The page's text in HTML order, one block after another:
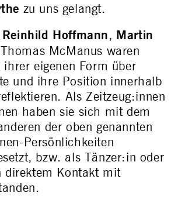
zu uns gelangt.
Reinhild Hoffmann, Martin
McManus waren
ihrer eigenen Form über
und ihre Position innerhalb
Als Zeitzeug:innen
haben sie sich mit dem
der oben genannten
Persönlichkeiten
bzw. als Tänzer:in oder
direktem Kontakt mit